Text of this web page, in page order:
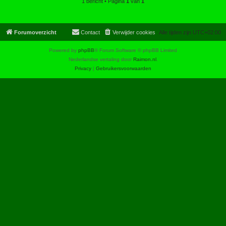
Forumoverzicht Alle tijden zijn UTC+02:00
Verwijder cookies
Contact
Powered by phpBB® Forum Software © phpBB Limited
Nederlandse vertaling door Raimon.nl.
Privacy | Gebruikersvoorwaarden